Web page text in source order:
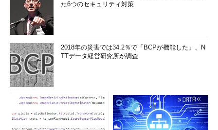
た6つのセキュリティ対策
2018年の災害では34.2％で「BCPが機能した」、N
TTデータ経営研究所が調査